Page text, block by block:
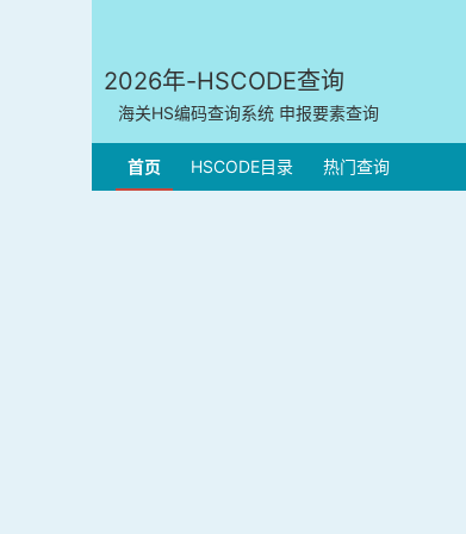
2026年-HSCODE查询
海关HS编码查询系统 申报要素查询
首页 HSCODE目录 热门查询